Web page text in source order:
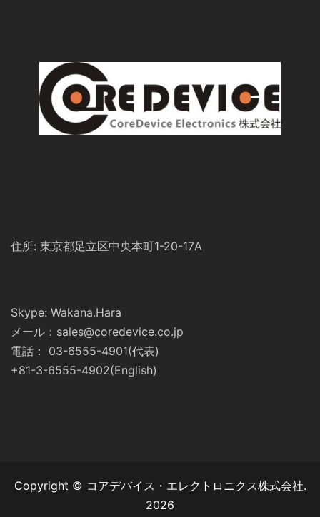
住所: 東京都足立区中央本町1-20-17A
Skype: Wakana.Hara
メール：sales@coredevice.co.jp
電話： 03-6555-4901(代表)
+81-3-6555-4902(English)
Copyright © コアデバイス・エレクトロニクス株式会社.
2026